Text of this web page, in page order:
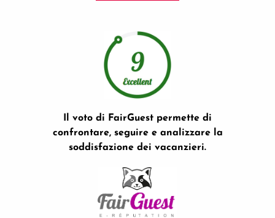
Il voto di FairGuest permette di
confrontare, seguire e analizzare la
soddisfazione dei vacanzieri.